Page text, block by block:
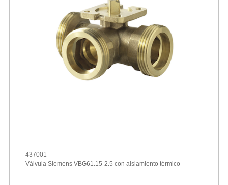
437001
Válvula Siemens VBG61.15-2.5 con aislamiento térmico